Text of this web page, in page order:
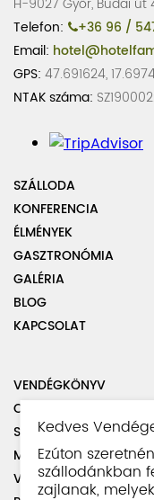
H-9027 Győr, Budai út
Telefon:
+36 96 /
Email:
GPS: 47.691624,
NTAK száma:
SZÁLLODA
KONFERENCIA
ÉLMÉNYEK
GASZTRONÓMIA
GALÉRIA
BLOG
KAPCSOLAT
VENDÉGKÖNYV
OLDALTÉRKÉP
SZABÁLYZATOK
MUNKATÁRSAINK
VISSZAÉLÉS
Kedves
Ezúton
szállodánkban
zajlanak,